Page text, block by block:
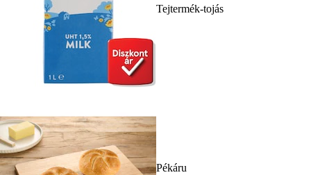
Tejtermék-tojás
Pékáru